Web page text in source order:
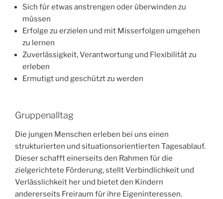
Sich für etwas anstrengen oder überwinden zu
müssen
Erfolge zu erzielen und mit Misserfolgen umgehen
zu lernen
Zuverlässigkeit, Verantwortung und Flexibilität zu
erleben
Ermutigt und geschützt zu werden
Gruppenalltag
Die jungen Menschen erleben bei uns einen
strukturierten und situationsorientierten Tagesablauf.
Dieser schafft einerseits den Rahmen für die
zielgerichtete Förderung, stellt Verbindlichkeit und
Verlässlichkeit her und bietet den Kindern
andererseits Freiraum für ihre Eigeninteressen.